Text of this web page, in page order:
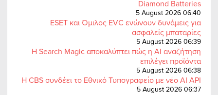
Diamond Batteries
5 August 2026 06:40
ESET και Όμιλος EVC ενώνουν δυνάμεις για
ασφαλείς μπαταρίες
5 August 2026 06:39
Η Search Magic αποκαλύπτει πώς η AI αναζήτηση
επιλέγει προϊόντα
5 August 2026 06:38
Η CBS συνδέει το Εθνικό Τυπογραφείο με νέο AI API
5 August 2026 06:37